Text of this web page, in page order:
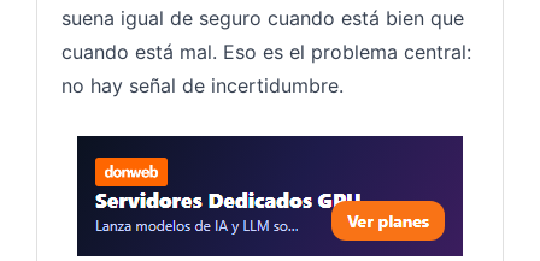
suena igual de seguro cuando está bien que
cuando está mal. Eso es el problema central:
no hay señal de incertidumbre.